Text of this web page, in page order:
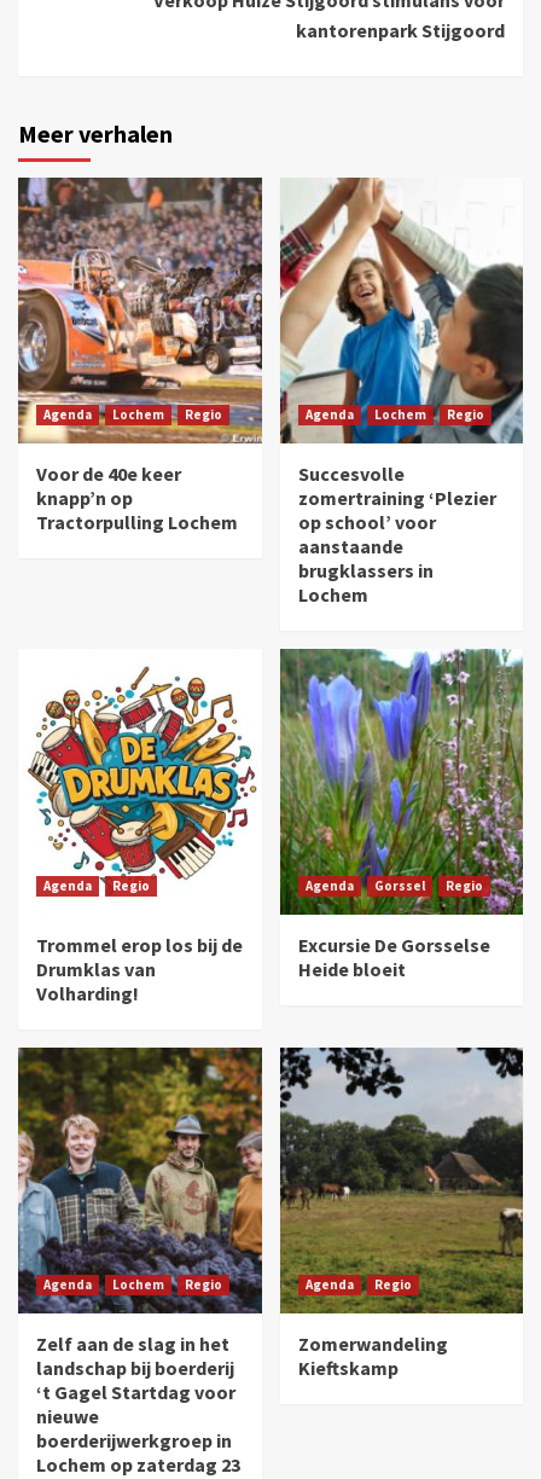
kantorenpark Stijgoord
Meer verhalen
Agenda Lochem Regio
Voor de 40e keer
knapp’n op
Tractorpulling Lochem
Agenda Lochem Regio
Succesvolle
zomertraining ‘Plezier
op school’ voor
aanstaande
brugklassers in
Lochem
Agenda Regio
Trommel erop los bij de
Drumklas van
Volharding!
Agenda Gorssel Regio
Excursie De Gorsselse
Heide bloeit
Agenda Lochem Regio
Zelf aan de slag in het
landschap bij boerderij
‘t Gagel Startdag voor
nieuwe
boerderijwerkgroep in
Lochem op zaterdag 23
Agenda Regio
Zomerwandeling
Kieftskamp